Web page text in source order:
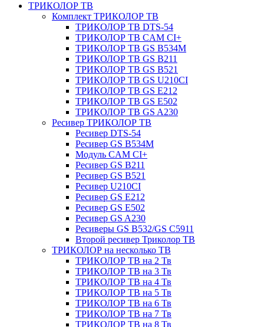
ТРИКОЛОР ТВ
Комплект ТРИКОЛОР ТВ
ТРИКОЛОР ТВ DTS-54
ТРИКОЛОР ТВ CAM CI+
ТРИКОЛОР ТВ GS B534M
ТРИКОЛОР ТВ GS B211
ТРИКОЛОР ТВ GS B521
ТРИКОЛОР ТВ GS U210CI
ТРИКОЛОР ТВ GS E212
ТРИКОЛОР ТВ GS E502
ТРИКОЛОР ТВ GS A230
Ресивер ТРИКОЛОР ТВ
Ресивер DTS-54
Ресивер GS B534M
Модуль CAM CI+
Ресивер GS B211
Ресивер GS B521
Ресивер U210CI
Ресивер GS E212
Ресивер GS E502
Ресивер GS A230
Ресиверы GS B532/GS C5911
Второй ресивер Триколор ТВ
ТРИКОЛОР на несколько ТВ
ТРИКОЛОР ТВ на 2 Тв
ТРИКОЛОР ТВ на 3 Тв
ТРИКОЛОР ТВ на 4 Тв
ТРИКОЛОР ТВ на 5 Тв
ТРИКОЛОР ТВ на 6 Тв
ТРИКОЛОР ТВ на 7 Тв
ТРИКОЛОР ТВ на 8 Тв